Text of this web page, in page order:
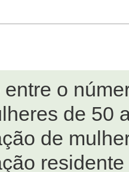
entre o
de 50
de